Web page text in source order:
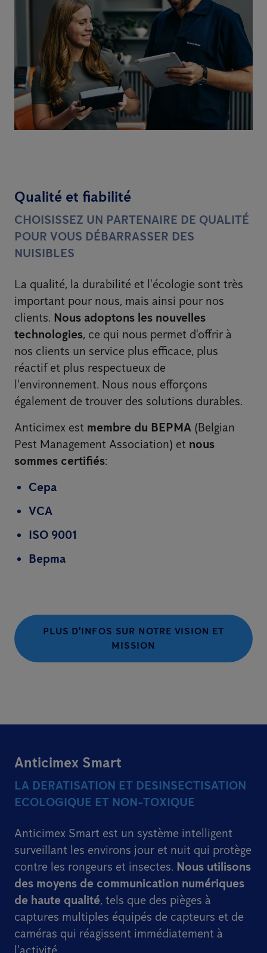
Qualité et fiabilité
CHOISISSEZ UN PARTENAIRE DE QUALITÉ
POUR VOUS DÉBARRASSER DES
NUISIBLES
La qualité, la durabilité et l'écologie sont très
important pour nous, mais ainsi pour nos
clients. Nous adoptons les nouvelles
technologies, ce qui nous permet d'offrir à
nos clients un service plus efficace, plus
réactif et plus respectueux de
l'environnement. Nous nous efforçons
également de trouver des solutions durables.
Anticimex est membre du BEPMA (Belgian
Pest Management Association) et nous
sommes certifiés:
Cepa
VCA
ISO 9001
Bepma
PLUS D'INFOS SUR NOTRE VISION ET
MISSION
Anticimex Smart
LA DERATISATION ET DESINSECTISATION
ECOLOGIQUE ET NON-TOXIQUE
Anticimex Smart est un système intelligent
surveillant les environs jour et nuit qui protège
contre les rongeurs et insectes. Nous utilisons
des moyens de communication numériques
de haute qualité, tels que des pièges à
captures multiples équipés de capteurs et de
caméras qui réagissent immédiatement à